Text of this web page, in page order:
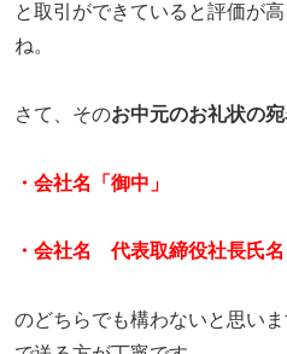
と取引ができていると評価が
ね。
さて、そのお中元のお礼状の宛
・会社名「御中」
・会社名 代表取締役社長氏名
のどちらでも構わないと思い